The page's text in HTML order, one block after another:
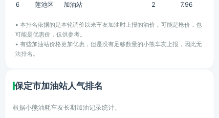
6 莲池区 加油站 2 7.96
• 本排名依据的是本轮调价以来车友加油时上报的油价，可能是枪价，也
可能是优惠价，仅供参考。
• 有些加油站价格更加优惠，但是没有足够数量的小熊车友上报，因此无
法排名。
保定市加油站人气排名
根据小熊油耗车友长期加油记录统计。